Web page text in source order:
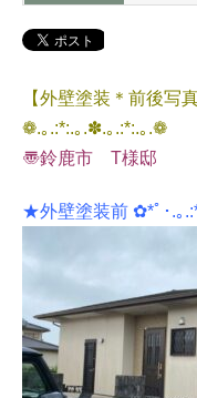
【外壁塗装＊前後写真
❁.｡.:*:.｡.✽.｡.:*:.｡.❁
〠鈴鹿市 T様邸
★外壁塗装前 ✿*ﾟ･.｡